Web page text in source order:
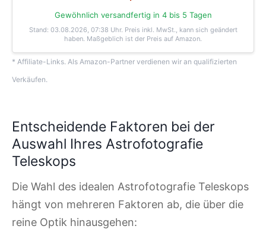
Gewöhnlich versandfertig in 4 bis 5 Tagen
Stand: 03.08.2026, 07:38 Uhr. Preis inkl. MwSt., kann sich geändert
haben. Maßgeblich ist der Preis auf Amazon.
* Affiliate-Links. Als Amazon-Partner verdienen wir an qualifizierten
Verkäufen.
Entscheidende Faktoren bei der
Auswahl Ihres Astrofotografie
Teleskops
Die Wahl des idealen Astrofotografie Teleskops
hängt von mehreren Faktoren ab, die über die
reine Optik hinausgehen: